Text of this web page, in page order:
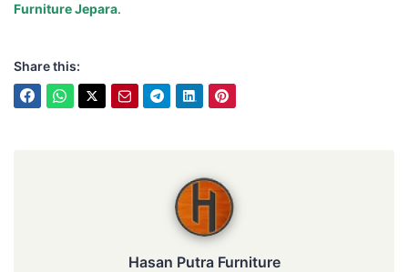
Furniture Jepara.
Share this:
Hasan Putra Furniture